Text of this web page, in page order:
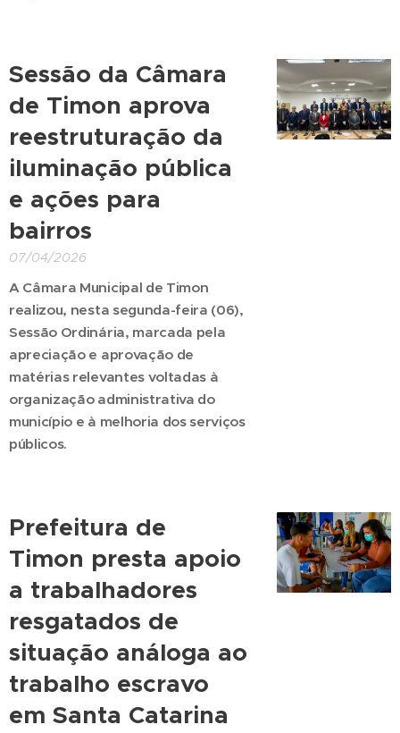
Sessão da Câmara
de Timon aprova
reestruturação da
iluminação pública
e ações para
bairros
07/04/2026
A Câmara Municipal de Timon
realizou, nesta segunda-feira (06),
Sessão Ordinária, marcada pela
apreciação e aprovação de
matérias relevantes voltadas à
organização administrativa do
município e à melhoria dos serviços
públicos.
Prefeitura de
Timon presta apoio
a trabalhadores
resgatados de
situação análoga ao
trabalho escravo
em Santa Catarina